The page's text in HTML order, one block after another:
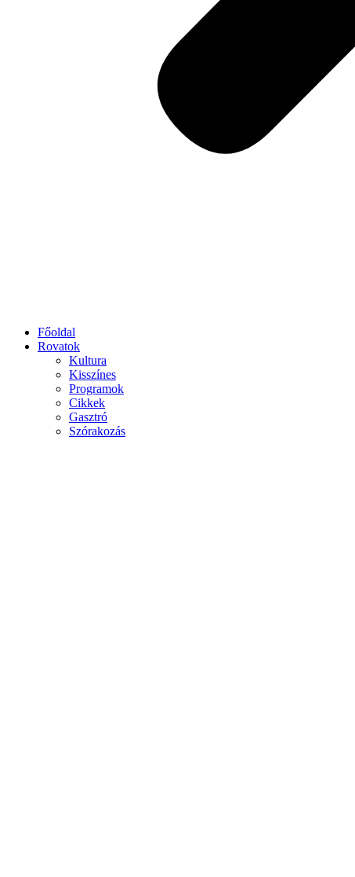
Főoldal
Rovatok
Kultura
Kisszínes
Programok
Cikkek
Gasztró
Szórakozás